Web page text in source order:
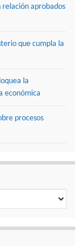
aprobados
que cumpla la
la
económica
procesos